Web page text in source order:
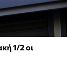
1/2 οι